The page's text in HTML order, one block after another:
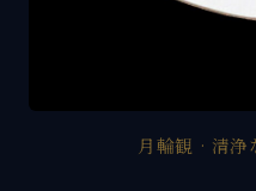
月輪観 · 清